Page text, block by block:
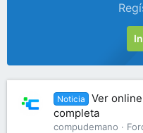
Noticia
Ver
completa
compudemano